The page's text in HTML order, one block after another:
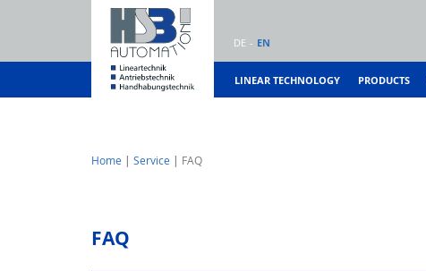
DE EN
LINEAR TECHNOLOGY PRODUCTS
Home Service FAQ
FAQ